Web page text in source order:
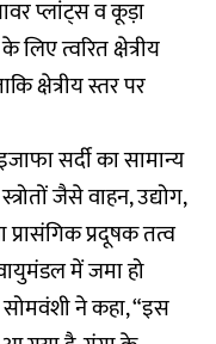
प्लांट्स व कूड़ा
त्वरित क्षेत्रीय
क्षेत्रीय स्तर पर
सर्दी का सामान्य
जैसे वाहन, उद्योग,
प्रदूषक तत्व
में जमा हो
ने कहा, “इस